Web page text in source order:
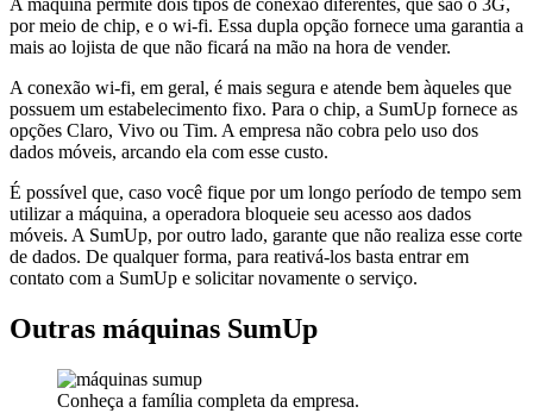
A máquina permite dois tipos de conexão diferentes, que são o 3G,
por meio de chip, e o wi-fi. Essa dupla opção fornece uma garantia a
mais ao lojista de que não ficará na mão na hora de vender.
A conexão wi-fi, em geral, é mais segura e atende bem àqueles que
possuem um estabelecimento fixo. Para o chip, a SumUp fornece as
opções Claro, Vivo ou Tim. A empresa não cobra pelo uso dos
dados móveis, arcando ela com esse custo.
É possível que, caso você fique por um longo período de tempo sem
utilizar a máquina, a operadora bloqueie seu acesso aos dados
móveis. A SumUp, por outro lado, garante que não realiza esse corte
de dados. De qualquer forma, para reativá-los basta entrar em
contato com a SumUp e solicitar novamente o serviço.
Outras máquinas SumUp
Conheça a família completa da empresa.